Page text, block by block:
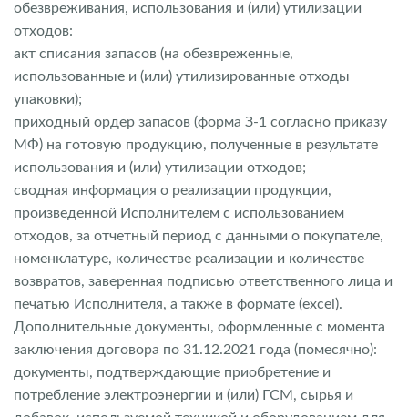
обезвреживания, использования и (или) утилизации
отходов:
акт списания запасов (на обезвреженные,
использованные и (или) утилизированные отходы
упаковки);
приходный ордер запасов (форма З-1 согласно приказу
МФ) на готовую продукцию, полученные в результате
использования и (или) утилизации отходов;
сводная информация о реализации продукции,
произведенной Исполнителем с использованием
отходов, за отчетный период с данными о покупателе,
номенклатуре, количестве реализации и количестве
возвратов, заверенная подписью ответственного лица и
печатью Исполнителя, а также в формате (еxcel).
Дополнительные документы, оформленные с момента
заключения договора по 31.12.2021 года (помесячно):
документы, подтверждающие приобретение и
потребление электроэнергии и (или) ГСМ, сырья и